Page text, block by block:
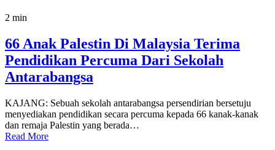
2 min
66 Anak Palestin Di Malaysia Terima
Pendidikan Percuma Dari Sekolah
Antarabangsa
KAJANG: Sebuah sekolah antarabangsa persendirian bersetuju
menyediakan pendidikan secara percuma kepada 66 kanak-kanak
dan remaja Palestin yang berada…
Read More